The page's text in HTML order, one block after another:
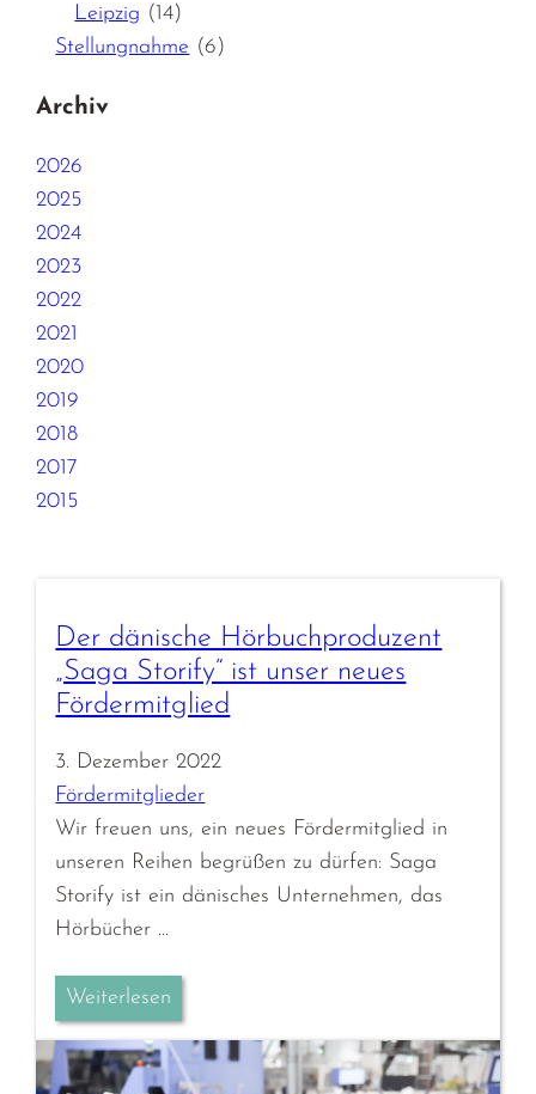
Leipzig (14)
Stellungnahme (6)
Archiv
2026
2025
2024
2023
2022
2021
2020
2019
2018
2017
2015
Der dänische Hörbuchproduzent
„Saga Storify“ ist unser neues
Fördermitglied
3. Dezember 2022
Fördermitglieder
Wir freuen uns, ein neues Fördermitglied in
unseren Reihen begrüßen zu dürfen: Saga
Storify ist ein dänisches Unternehmen, das
Hörbücher …
Weiterlesen